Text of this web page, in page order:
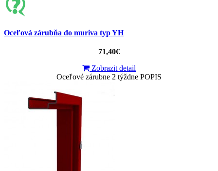
Oceľová zárubňa do muriva typ YH
71,40€
Zobrazit detail
Oceľové zárubne 2 týždne POPIS